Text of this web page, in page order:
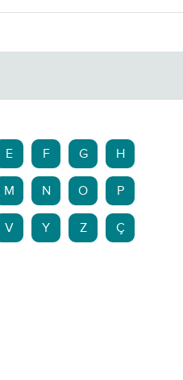
E F G H
M N O P
V Y Z Ç